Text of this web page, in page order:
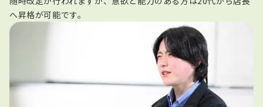
へ昇格が可能です。